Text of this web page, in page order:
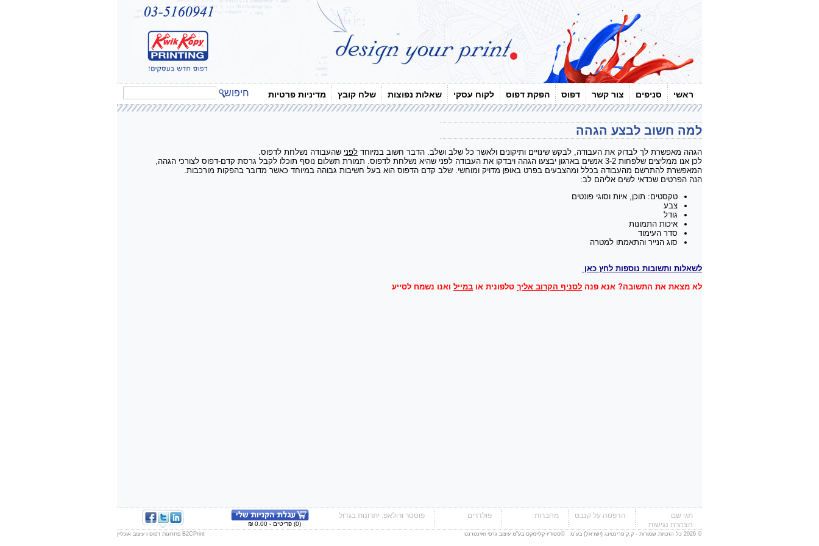
חיפוש ראשי סניפים צור קשר דפוס הפקת דפוס לקוח עסקי שאלות נפוצות שלח קובץ מדיניות פרטיות
למה חשוב לבצע הגהה
הגהה מאפשרת לך לבדוק את העבודה, לבקש שינויים ותיקונים ולאשר כל שלב ושלב. הדבר חשוב במיוחד לפני שהעבודה נשלחת לדפוס.
לכן אנו ממליצים שלפחות 3-2 אנשים בארגון יבצעו הגהה ויבדקו את העבודה לפני שהיא נשלחת לדפוס. תמורת תשלום נוסף תוכלו לקבל גרסת קדם-דפוס לצורכי הגהה,
המאפשרת להתרשם מהעבודה בכלל ומהצבעים בפרט באופן מדויק ומוחשי. שלב קדם הדפוס הוא בעל חשיבות גבוהה במיוחד כאשר מדובר בהפקות מורכבות.
הנה הפרטים שכדאי לשים אליהם לב:
טקסטים: תוכן, איות וסוגי פונטים
צבע
גודל
איכות התמונות
סדר העימוד
סוג הנייר והתאמתו למטרה
לשאלות ותשובות נוספות לחץ כאן
לא מצאת את התשובה? אנא פנה לסניף הקרוב אליך טלפונית או במייל ואנו נשמח לסייע
תגי שם
הצהרת נגישות
הדפסה על קנבס מחברות פולדרים פוסטר ורולאפ: יתרונות בגדול
(0) פריטים - 0.00 ₪
© 2026 כל הזכויות שמורות - ק.ק פרינטינג (ישראל) בע`מ © סטודיו קליימקס בע"מ עיצוב גרפי ואינטרנט B2CPrint פתרונות דפוס ו עיצוב אונליין